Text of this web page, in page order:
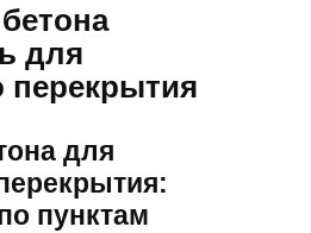
для
перекрытия
для
пунктам